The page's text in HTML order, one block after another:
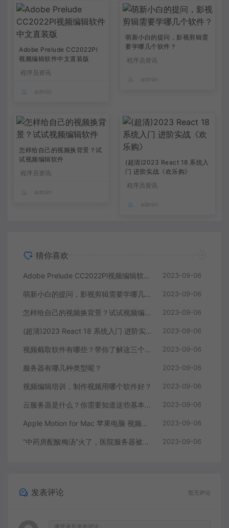
Adobe Prelude CC2022Pl
视频编辑软件中文直装版
程序员资讯
admin
萌新小白的提问，影视剪辑需
要学哪几个软件？
程序员资讯
admin
怎样给自己的视频换背景？试
试视频编辑软件
程序员资讯
admin
(超清)2023 React 18 系统入
门 进阶实战《欢乐购》
程序员资讯
admin
猜你喜欢
Adobe Prelude CC2022Pl视频编辑软件中文直装版 2023-09-06
萌新小白的提问，影视剪辑需要学哪几个软件？ 2023-09-06
怎样给自己的视频换背景？试试视频编辑软件 2023-09-06
(超清)2023 React 18 系统入门 进阶实战《欢乐购》 2023-09-06
视频截取软件有哪些？带你了解这三个视频编辑软件 2023-09-06
服务器有哪几种类型呢？ 2023-09-06
视频编辑培训，制作视频用哪个软件好？ 2023-09-06
云服务器是什么？你需要知道这些基本知识 2023-09-06
Apple Motion for Mac 苹果电脑 视频编辑软件 2023-09-06
“中药房配酸梅汤”火了，医院服务器被挤爆，网友：更适合中国宝宝体质 2023-09-06
发表评论 暂无评论